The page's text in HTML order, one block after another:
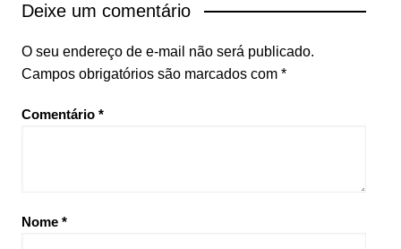
Deixe um comentário
O seu endereço de e-mail não será publicado.
Campos obrigatórios são marcados com *
Comentário *
Nome *